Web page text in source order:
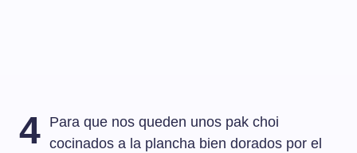
4 Para que nos queden unos pak choi
cocinados a la plancha bien dorados por el